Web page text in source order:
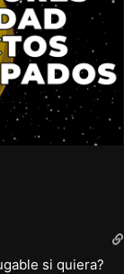
si quiera?